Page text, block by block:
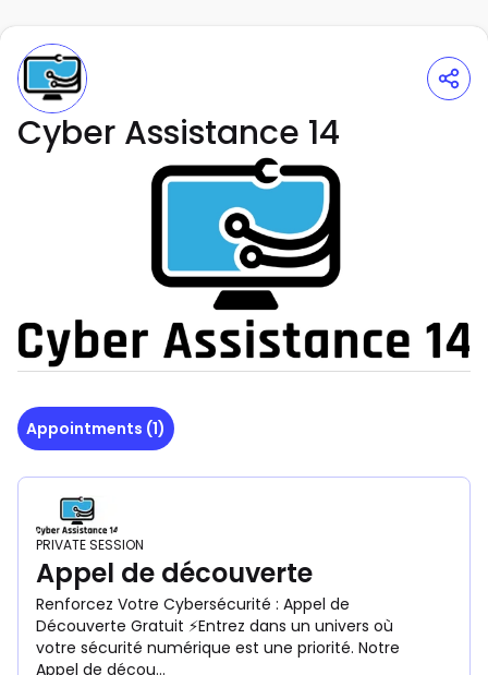
Cyber Assistance 14
Appointments (1)
PRIVATE SESSION
Appel de découverte
Renforcez Votre Cybersécurité : Appel de
Découverte Gratuit ⚡Entrez dans un univers où
votre sécurité numérique est une priorité. Notre
Appel de décou...